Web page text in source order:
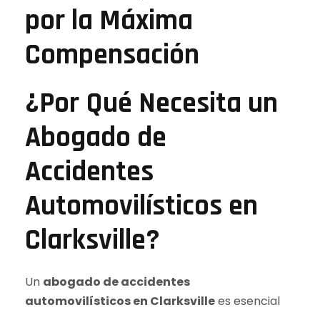
por la Máxima
Compensación
¿Por Qué Necesita un
Abogado de
Accidentes
Automovilísticos en
Clarksville?
Un abogado de accidentes
automovilísticos en Clarksvillees esencial